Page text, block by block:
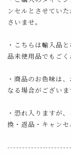
ンセルとさせてい
さいませ。
・こちらは輸入品
品未使用品でもごく
・商品のお色味は
なる場合がございま
・恐れ入りますが
換・返品・キャンセ